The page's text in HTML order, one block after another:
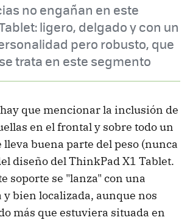
no engañan en este
ligero, delgado y con un
pero robusto, que
trata en este segmento
hay que mencionar la inclusión de
en el frontal y sobre todo un
lleva buena parte del peso (nunca
diseño del ThinkPad X1 Tablet.
soporte se "lanza" con una
y bien localizada, aunque nos
más que estuviera situada en